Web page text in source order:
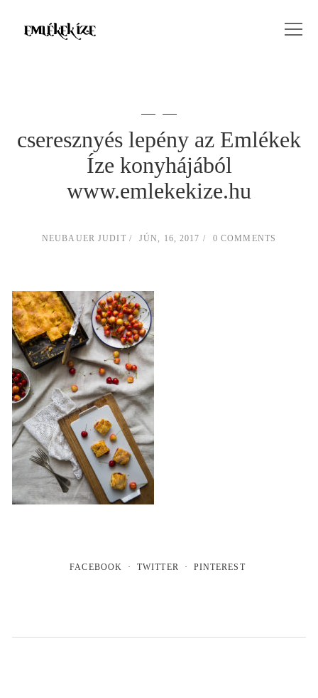
cseresznyés lepény az Emlékek
Íze konyhájából
www.emlekekize.hu
NEUBAUER JUDIT JÚN, 16, 2017 0 COMMENTS
FACEBOOK TWITTER PINTEREST